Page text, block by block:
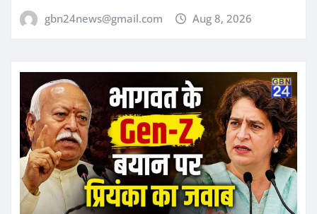
gbn24news@gmail.com Aug 8, 2026